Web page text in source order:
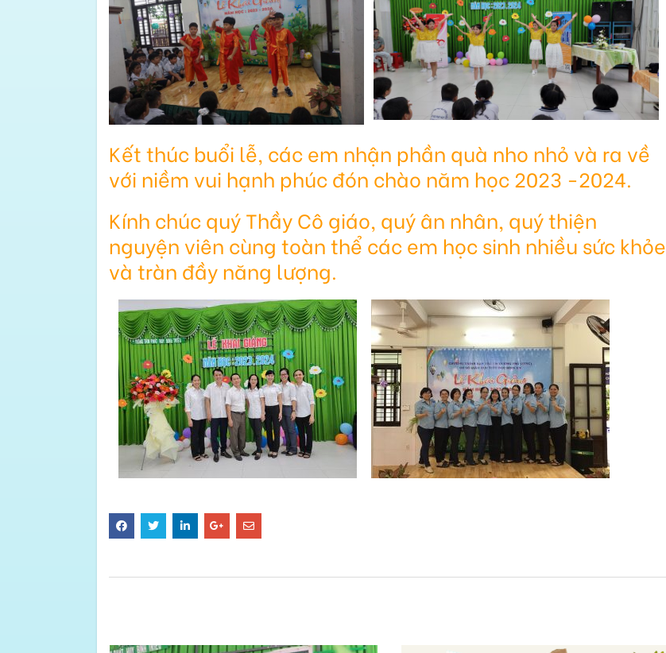
Kết thúc buổi lễ, các em nhận phần quà nho nhỏ và ra về
với niềm vui hạnh phúc đón chào năm học 2023 -2024.
Kính chúc quý Thầy Cô giáo, quý ân nhân, quý thiện
nguyện viên cùng toàn thể các em học sinh nhiều sức khỏe
và tràn đầy năng lượng.